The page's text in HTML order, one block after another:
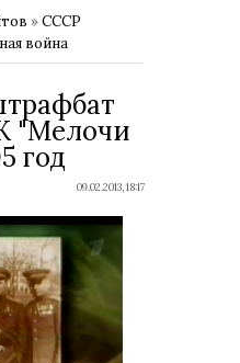
»СССР
война
"Мелочи
год
09.02.2013, 18:17